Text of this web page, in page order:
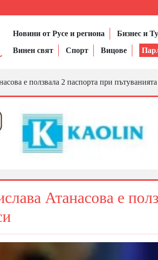
Новини от Русе и региона Бизнес и
Винен свят
Спорт Вицове
е ползвала 2 паспорта при
Атанасова е